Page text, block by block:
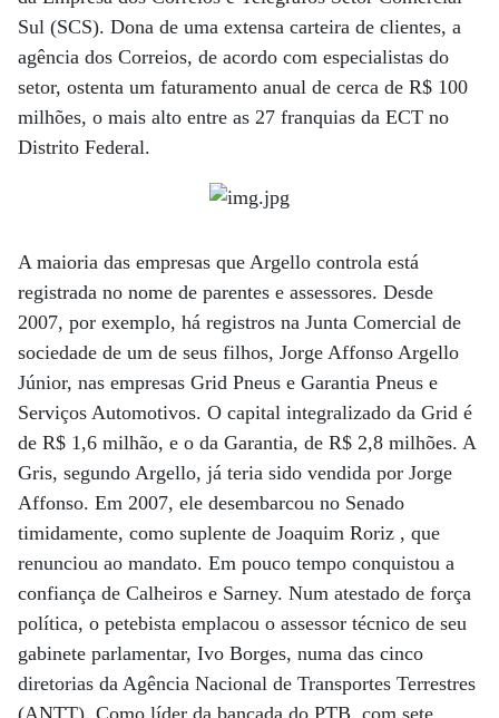
Sul (SCS). Dona de uma extensa carteira de clientes, a
agência dos Correios, de acordo com especialistas do
setor, ostenta um faturamento anual de cerca de R$ 100
milhões, o mais alto entre as 27 franquias da ECT no
Distrito Federal.
A maioria das empresas que Argello controla está
registrada no nome de parentes e assessores. Desde
2007, por exemplo, há registros na Junta Comercial de
sociedade de um de seus filhos, Jorge Affonso Argello
Júnior, nas empresas Grid Pneus e Garantia Pneus e
Serviços Automotivos. O capital integralizado da Grid é
de R$ 1,6 milhão, e o da Garantia, de R$ 2,8 milhões. A
Gris, segundo Argello, já teria sido vendida por Jorge
Affonso. Em 2007, ele desembarcou no Senado
timidamente, como suplente de Joaquim Roriz , que
renunciou ao mandato. Em pouco tempo conquistou a
confiança de Calheiros e Sarney. Num atestado de força
política, o petebista emplacou o assessor técnico de seu
gabinete parlamentar, Ivo Borges, numa das cinco
diretorias da Agência Nacional de Transportes Terrestres
(ANTT). Como líder da bancada do PTB, com sete